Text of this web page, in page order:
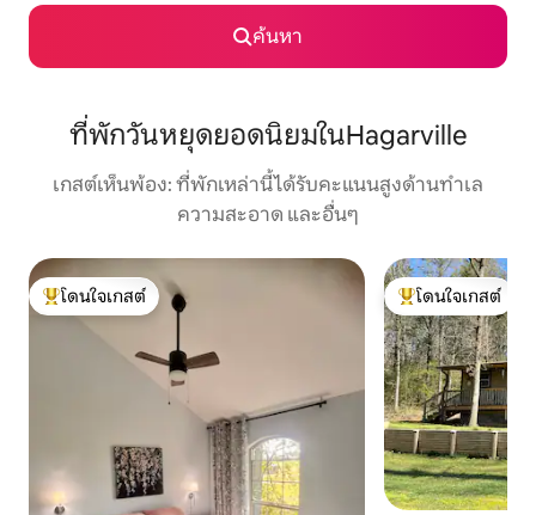
ค้นหา
ที่พักวันหยุดยอดนิยมในHagarville
เกสต์เห็นพ้อง: ที่พักเหล่านี้ได้รับคะแนนสูงด้านทำเล
ความสะอาด และอื่นๆ
โดนใจเกสต์ที่สุด
โดนใจเกสต์
โดนใจเกสต์ที่สุด
โดนใจเกสต์